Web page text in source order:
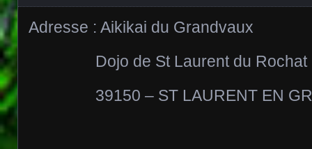
Adresse : Aikikai du Grandvaux
Dojo de St Laurent du Rochat
39150 – ST LAURENT EN